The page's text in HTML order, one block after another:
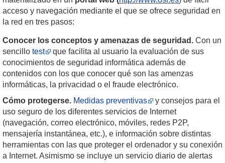
acceso y navegación mediante el que se ofrece seguridad en
la red en tres pasos:
Conocer los conceptos y amenazas de seguridad. Con un
sencillo test
que facilita al usuario la evaluación de sus
conocimientos de seguridad informática además de
contenidos con los que conocer qué son las amenzas
informáticas, la privacidad o el fraude electrónico.
Cómo protegerse. Medidas preventivas
y consejos para el
uso seguro de los diferentes servicios de Internet
(navegación, correo electrónico, móviles, redes P2P,
mensajería instantánea, etc.), e información sobre distintas
herramientas con las que proteger el ordenador y su conexión
a Internet. Asimismo se incluye un servicio diario de alertas